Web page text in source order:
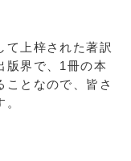
て上梓された著訳
版界で、1冊の本
ことなので、皆さ